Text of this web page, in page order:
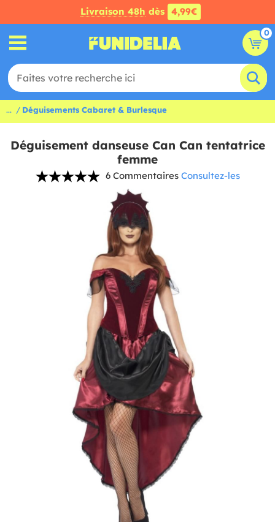
Livraison 48h dès 4,99€
0
... Déguisements Cabaret & Burlesque
Déguisement danseuse Can Can tentatrice
femme
6 Commentaires Consultez-les